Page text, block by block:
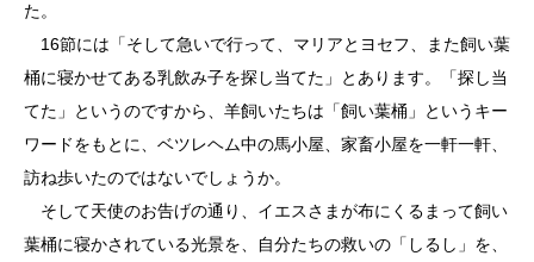
た。
16節には「そして急いで行って、マリアとヨセフ、また飼い葉
桶に寝かせてある乳飲み子を探し当てた」とあります。「探し当
てた」というのですから、羊飼いたちは「飼い葉桶」というキー
ワードをもとに、ベツレヘム中の馬小屋、家畜小屋を一軒一軒、
訪ね歩いたのではないでしょうか。
そして天使のお告げの通り、イエスさまが布にくるまって飼い
葉桶に寝かされている光景を、自分たちの救いの「しるし」を、